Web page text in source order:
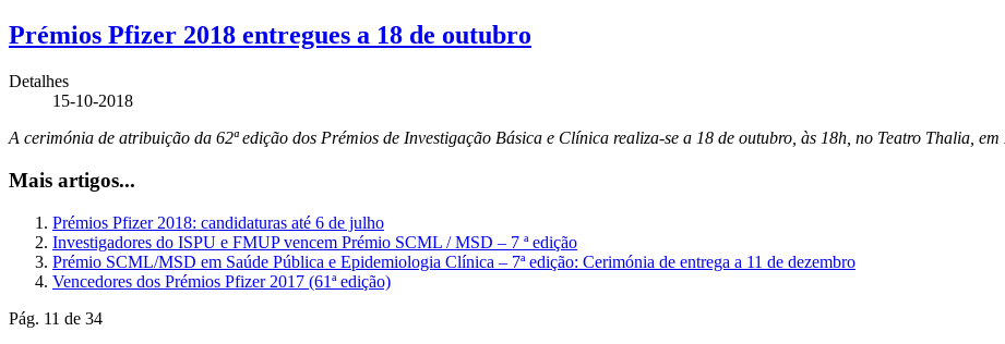
Prémios Pfizer 2018 entregues a 18 de outubro
Detalhes
15-10-2018
A cerimónia de atribuição da 62ª edição dos Prémios de Investigação Básica e Clínica realiza-se a 18 de outubro, às 18h, no Teatro Thalia, em
Mais artigos...
Prémios Pfizer 2018: candidaturas até 6 de julho
Investigadores do ISPU e FMUP vencem Prémio SCML / MSD – 7 ª edição
Prémio SCML/MSD em Saúde Pública e Epidemiologia Clínica – 7ª edição: Cerimónia de entrega a 11 de dezembro
Vencedores dos Prémios Pfizer 2017 (61ª edição)
Pág. 11 de 34